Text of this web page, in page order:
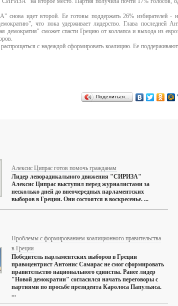
снова идет второй. Ее готовы поддержать 26% избирателей -
что пока удерживает лидерство. Глава последней
демократия" сможет спасти Грецию от коллапса и выхода из
с надеждой сформировать коалицию. Ее
Поделиться…
Алексис Ципрас готов помочь гражданам
Лидер леворадикального движения "СИРИЗА"
Алексис Ципрас выступил перед журналистами за
несколько дней до внеочередных парламентских
выборов в Греции. Они состоятся в воскресенье. ...
Проблемы с формированием коалиционного правительства
в Греции
Победитель парламентских выборов в Греции
правоцентрист Антонис Самарас не смог сформировать
правительство национального единства. Ранее лидер
"Новой демократии" согласился начать переговоры с
партиями по просьбе президента Каролоса Папульяса.
...